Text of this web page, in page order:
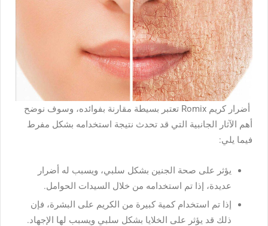
أضرار كريم Romix
تعتبر بسيطة مقارنة بفوائده، وسوف نوضح
أهم الآثار الجانبية التي قد تحدث نتيجة استخدامه بشكل مفرط
فيما يلي:
يؤثر على صحة الجنين بشكل سلبي، ويسبب له أضرار
عديدة، إذا تم استخدامه من خلال السيدات الحوامل.
إذا تم استخدام كمية كبيرة من الكريم على البشرة، فإن
ذلك قد يؤثر على الخلايا بشكل سلبي ويسبب لها الإجهاد.